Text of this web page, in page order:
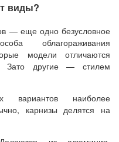
виды?
— еще одно безусловное
облагораживания
модели отличаются
Зато другие — стилем
вариантов наиболее
карнизы делятся на